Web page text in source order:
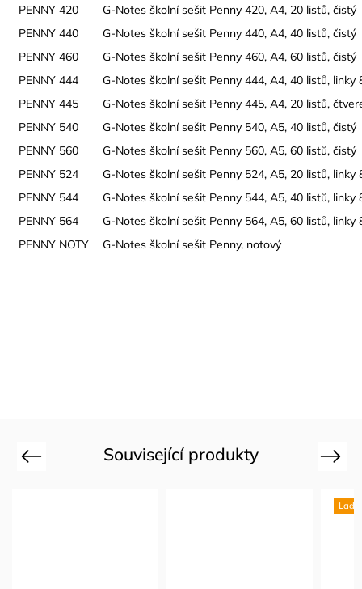
PENNY 420
G-Notes školní sešit Penny 420, A4, 20 listů, čistý
PENNY 440
G-Notes školní sešit Penny 440, A4, 40 listů, čistý
PENNY 460
G-Notes školní sešit Penny 460, A4, 60 listů, čistý
PENNY 444
G-Notes školní sešit Penny 444, A4, 40 listů, linky
PENNY 445
G-Notes školní sešit Penny 445, A4, 20 listů,
PENNY 540
G-Notes školní sešit Penny 540, A5, 40 listů, čistý
PENNY 560
G-Notes školní sešit Penny 560, A5, 60 listů, čistý
PENNY 524
G-Notes školní sešit Penny 524, A5, 20 listů, linky
PENNY 544
G-Notes školní sešit Penny 544, A5, 40 listů, linky
PENNY 564
G-Notes školní sešit Penny 564, A5, 60 listů, linky
PENNY NOTY
G-Notes školní sešit Penny, notový
Související produkty
Previous
Lady
Next